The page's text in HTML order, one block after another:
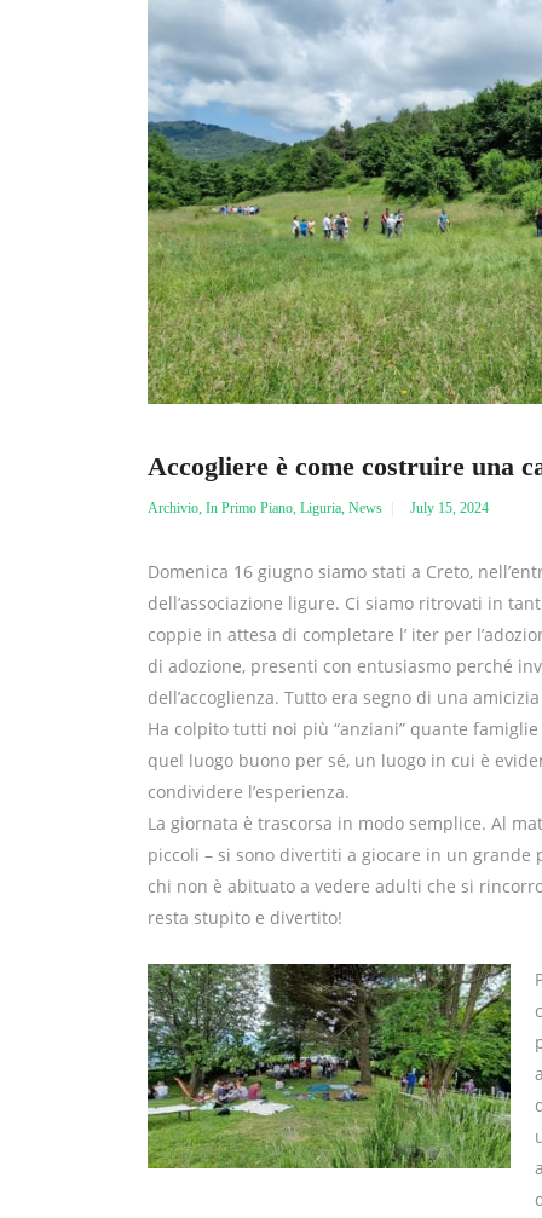
Accogliere è come costruire una
Archivio, In Primo Piano, Liguria, News July 15, 2024
Domenica 16 giugno siamo stati a Creto,
dell’associazione ligure. Ci siamo ritrovati in
coppie in attesa di completare l’ iter per
di adozione, presenti con entusiasmo perché
dell’accoglienza. Tutto era segno di una
Ha colpito tutti noi più “anziani” quante
quel luogo buono per sé, un luogo in cui è
condividere l’esperienza.
La giornata è trascorsa in modo semplice. Al
piccoli – si sono divertiti a giocare in un
chi non è abituato a vedere adulti che si
resta stupito e divertito!